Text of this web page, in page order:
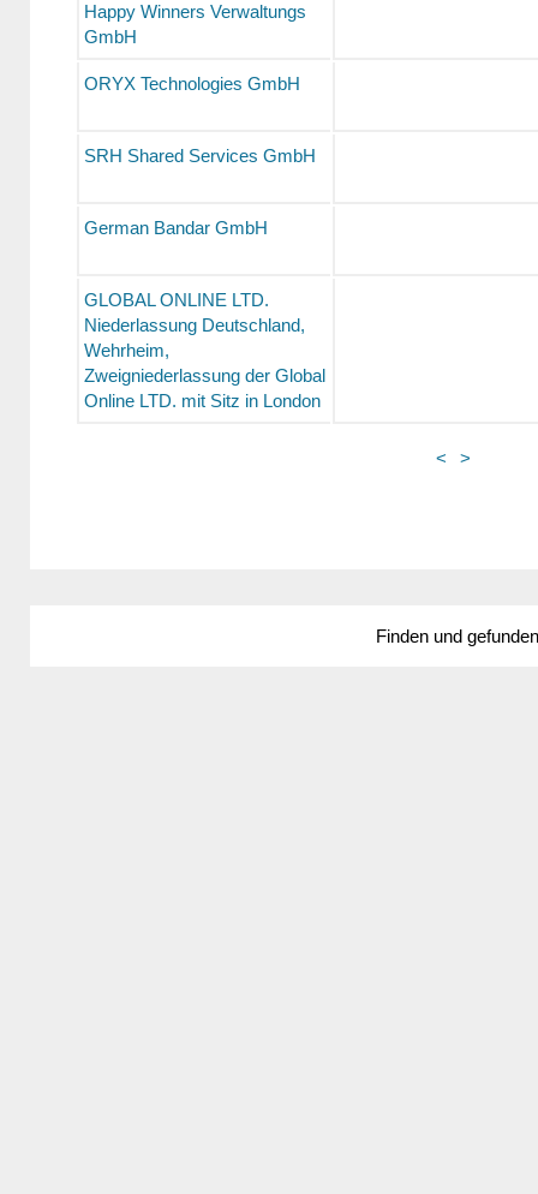
Happy Winners Verwaltungs
GmbH
ORYX Technologies GmbH
SRH Shared Services GmbH
German Bandar GmbH
GLOBAL ONLINE LTD.
Niederlassung Deutschland,
Wehrheim,
Zweigniederlassung der Global
Online LTD. mit Sitz in London
< >
Finden und